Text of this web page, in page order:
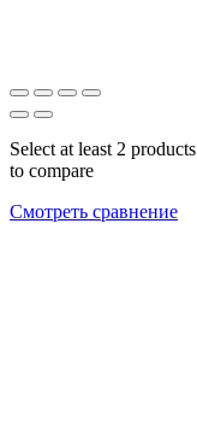
Select at least 2 products
to compare
Смотреть сравнение